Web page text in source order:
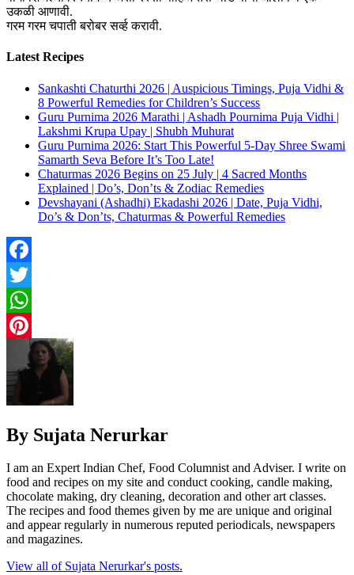
उकळी आणावी.
गरम गरम चपाती बरोबर सर्व्ह करावी.
Latest Recipes
Sankashti Chaturthi 2026 | Auspicious Timings, Puja Vidhi &
8 Powerful Remedies for Children’s Success
Guru Purnima 2026 Marathi | Ashadh Pournima Puja Vidhi |
Lakshmi Krupa Upay | Shubh Muhurat
Guru Purnima 2026: Start This Powerful 5-Day Shree Swami
Samarth Seva Before It’s Too Late!
Chaturmas 2026 Begins on 25 July | 4 Sacred Months
Explained | Do’s, Don’ts & Zodiac Remedies
Devshayani (Ashadhi) Ekadashi 2026 | Date, Puja Vidhi,
Do’s & Don’ts, Chaturmas & Powerful Remedies
Facebook
Twitter
WhatsApp
Pinterest
By Sujata Nerurkar
I am an Expert Indian Chef, Food Columnist and Adviser. I write on
food and recipes on my site and conduct cooking, candle making,
chocolate making, dry cleaning, decoration and other art classes.
The recipes and food themes given by me are unique and original
and appear regularly in numerous reputed periodicals, newspapers
and magazines.
View all of Sujata Nerurkar's posts.